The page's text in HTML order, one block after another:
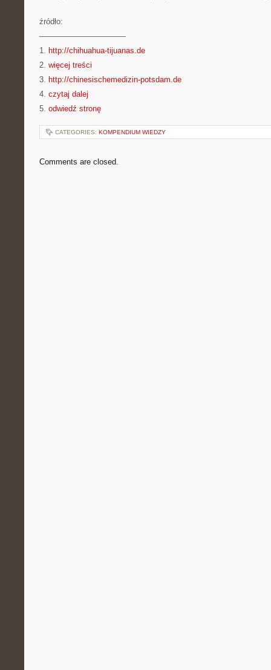
źródło:
———————————
1. http://chihuahua-tijuanas.de
2. więcej treści
3. http://chinesischemedizin-potsdam.de
4. czytaj dalej
5. odwiedź stronę
CATEGORIES: KOMPENDIUM WIEDZY
Comments are closed.